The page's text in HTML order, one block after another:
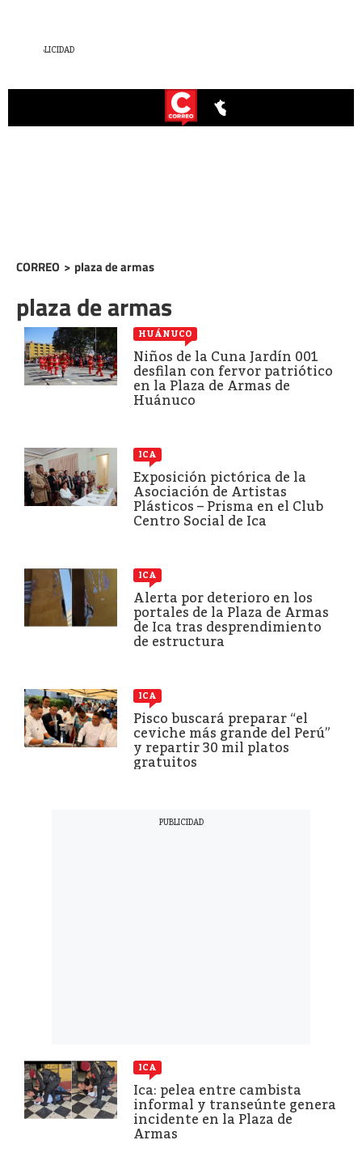
CORREO > plaza de armas
plaza de armas
HUÁNUCO
Niños de la Cuna Jardín 001
desfilan con fervor patriótico
en la Plaza de Armas de
Huánuco
ICA
Exposición pictórica de la
Asociación de Artistas
Plásticos – Prisma en el Club
Centro Social de Ica
ICA
Alerta por deterioro en los
portales de la Plaza de Armas
de Ica tras desprendimiento
de estructura
ICA
Pisco buscará preparar “el
ceviche más grande del Perú”
y repartir 30 mil platos
gratuitos
ICA
Ica: pelea entre cambista
informal y transeúnte genera
incidente en la Plaza de
Armas